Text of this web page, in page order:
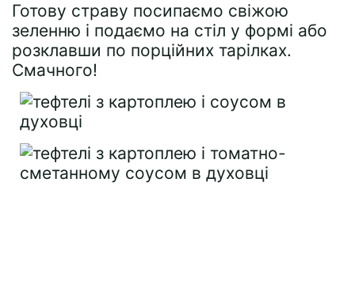
Готову страву посипаємо свіжою
зеленню і подаємо на стіл у формі або
розклавши по порційних тарілках.
Смачного!